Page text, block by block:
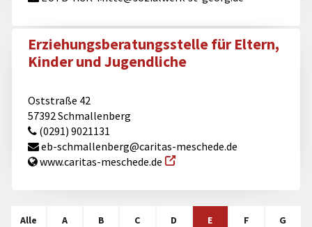
Erziehungsberatungsstelle für Eltern,
Kinder und Jugendliche
Oststraße 42
57392 Schmallenberg
(0291) 9021131
eb-schmallenberg@​caritas-meschede.de
www.caritas-meschede.de
Alle A B C D E F G